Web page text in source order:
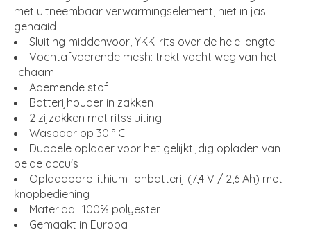
met uitneembaar verwarmingselement, niet in jas
genaaid
Sluiting middenvoor, YKK-rits over de hele lengte
Vochtafvoerende mesh: trekt vocht weg van het
lichaam
Ademende stof
Batterijhouder in zakken
2 zijzakken met ritssluiting
Wasbaar op 30 ° C
Dubbele oplader voor het gelijktijdig opladen van
beide accu's
Oplaadbare lithium-ionbatterij (7,4 V / 2,6 Ah) met
knopbediening
Materiaal: 100% polyester
Gemaakt in Europa